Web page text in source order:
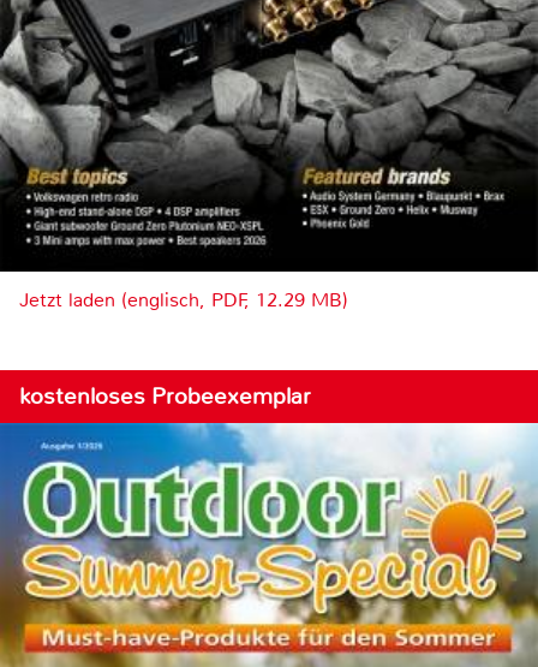
Jetzt laden (englisch, PDF, 12.29 MB)
kostenloses Probeexemplar